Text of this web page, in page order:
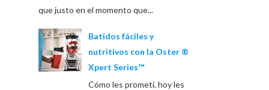
que justo en el momento que...
Batidos fáciles y
nutritivos con la Oster ®
Xpert Series™
Cómo les prometí, hoy les